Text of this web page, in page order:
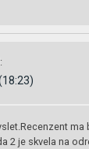
2 je skvela na